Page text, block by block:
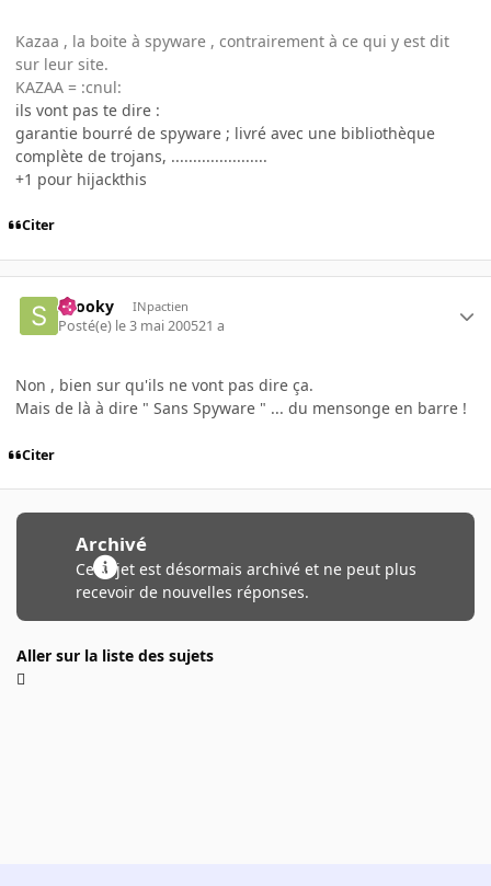
Kazaa , la boite à spyware , contrairement à ce qui y est dit
sur leur site.
KAZAA = :cnul:
ils vont pas te dire :
garantie bourré de spyware ; livré avec une bibliothèque
complète de trojans, ......................
+1 pour hijackthis
Citer
snooky INpactien
Posté(e) le 3 mai 200521 a
Non , bien sur qu'ils ne vont pas dire ça.
Mais de là à dire " Sans Spyware " ... du mensonge en barre !
Citer
Archivé
Ce sujet est désormais archivé et ne peut plus
recevoir de nouvelles réponses.
Aller sur la liste des sujets